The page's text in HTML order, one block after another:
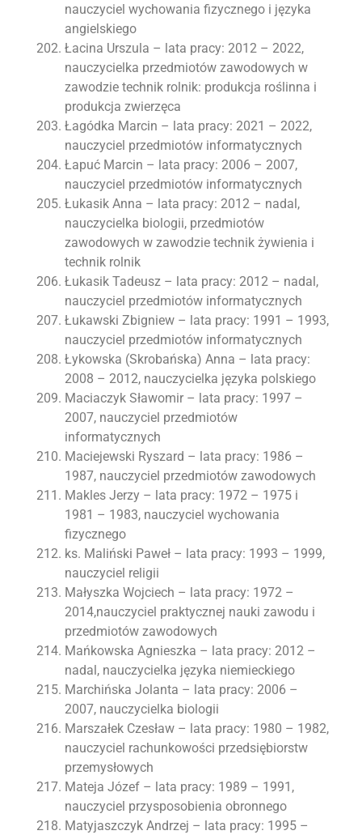
nauczyciel wychowania fizycznego i języka
angielskiego
Łacina Urszula – lata pracy: 2012 – 2022,
nauczycielka przedmiotów zawodowych w
zawodzie technik rolnik: produkcja roślinna i
produkcja zwierzęca
Łagódka Marcin – lata pracy: 2021 – 2022,
nauczyciel przedmiotów informatycznych
Łapuć Marcin – lata pracy: 2006 – 2007,
nauczyciel przedmiotów informatycznych
Łukasik Anna – lata pracy: 2012 – nadal,
nauczycielka biologii, przedmiotów
zawodowych w zawodzie technik żywienia i
technik rolnik
Łukasik Tadeusz – lata pracy: 2012 – nadal,
nauczyciel przedmiotów informatycznych
Łukawski Zbigniew – lata pracy: 1991 – 1993,
nauczyciel przedmiotów informatycznych
Łykowska (Skrobańska) Anna – lata pracy:
2008 – 2012, nauczycielka języka polskiego
Maciaczyk Sławomir – lata pracy: 1997 –
2007, nauczyciel przedmiotów
informatycznych
Maciejewski Ryszard – lata pracy: 1986 –
1987, nauczyciel przedmiotów zawodowych
Makles Jerzy – lata pracy: 1972 – 1975 i
1981 – 1983, nauczyciel wychowania
fizycznego
ks. Maliński Paweł – lata pracy: 1993 – 1999,
nauczyciel religii
Małyszka Wojciech – lata pracy: 1972 –
2014,nauczyciel praktycznej nauki zawodu i
przedmiotów zawodowych
Mańkowska Agnieszka – lata pracy: 2012 –
nadal, nauczycielka języka niemieckiego
Marchińska Jolanta – lata pracy: 2006 –
2007, nauczycielka biologii
Marszałek Czesław – lata pracy: 1980 – 1982,
nauczyciel rachunkowości przedsiębiorstw
przemysłowych
Mateja Józef – lata pracy: 1989 – 1991,
nauczyciel przysposobienia obronnego
Matyjaszczyk Andrzej – lata pracy: 1995 –